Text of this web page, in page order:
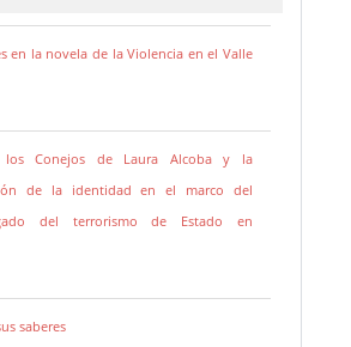
en la novela de la Violencia en el Valle
los Conejos de Laura Alcoba y la
de la identidad en el marco del
del terrorismo de Estado en
saberes